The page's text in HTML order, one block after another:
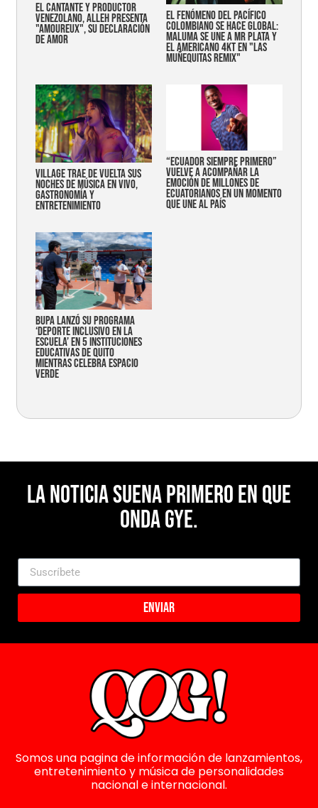
EL CANTANTE Y PRODUCTOR
VENEZOLANO, ALLEH PRESENTA
"AMOUREUX", SU DECLARACIÓN
DE AMOR
EL FENÓMENO DEL PACÍFICO
COLOMBIANO SE HACE GLOBAL:
MALUMA SE UNE A MR PLATA Y
EL AMERICANO 4KT EN "LAS
MUÑEQUITAS REMIX"
Village trae de vuelta sus
noches de música en vivo,
gastronomía y
entretenimiento
“Ecuador siempre primero”
vuelve a acompañar la
emoción de millones de
ecuatorianos en un momento
que une al país
Bupa lanzó su programa
‘Deporte Inclusivo en la
Escuela’ en 5 instituciones
educativas de Quito
mientras celebra espacio
verde
La noticia suena primero en Que
Onda Gye.
Enviar
Somos una pagina de información de lanzamientos,
entretenimiento y música de personalidades
nacional e internacional.